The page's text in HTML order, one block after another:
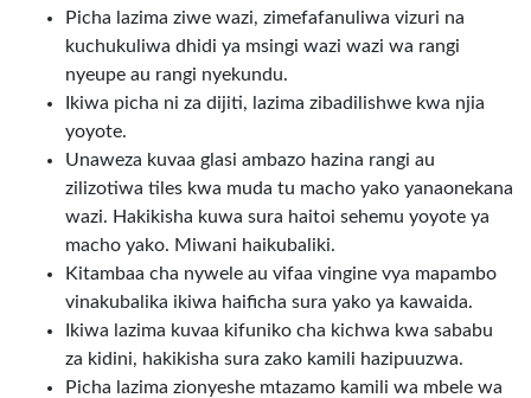
Picha lazima ziwe wazi, zimefafanuliwa vizuri na
kuchukuliwa dhidi ya msingi wazi wazi wa rangi
nyeupe au rangi nyekundu.
Ikiwa picha ni za dijiti, lazima zibadilishwe kwa njia
yoyote.
Unaweza kuvaa glasi ambazo hazina rangi au
zilizotiwa tiles kwa muda tu macho yako yanaonekana
wazi. Hakikisha kuwa sura haitoi sehemu yoyote ya
macho yako. Miwani haikubaliki.
Kitambaa cha nywele au vifaa vingine vya mapambo
vinakubalika ikiwa haificha sura yako ya kawaida.
Ikiwa lazima kuvaa kifuniko cha kichwa kwa sababu
za kidini, hakikisha sura zako kamili hazipuuzwa.
Picha lazima zionyeshe mtazamo kamili wa mbele wa